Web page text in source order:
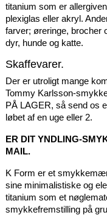
titanium som er
plexiglas eller akryl.
farver; øreringe, brocher
dyr, hunde og katte.
Skaffevarer.
Der er utroligt mange
Tommy Karlsson-
PÅ LAGER, så send os
løbet af en uge eller 2.
ER DIT YNDLING-
MAIL.
K Form er et
sine minimalistiske og
titanium som et
smykkefremstilling på